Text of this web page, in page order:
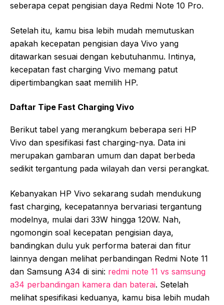
seberapa cepat pengisian daya Redmi Note 10 Pro.
Setelah itu, kamu bisa lebih mudah memutuskan
apakah kecepatan pengisian daya Vivo yang
ditawarkan sesuai dengan kebutuhanmu. Intinya,
kecepatan fast charging Vivo memang patut
dipertimbangkan saat memilih HP.
Daftar Tipe Fast Charging Vivo
Berikut tabel yang merangkum beberapa seri HP
Vivo dan spesifikasi fast charging-nya. Data ini
merupakan gambaran umum dan dapat berbeda
sedikit tergantung pada wilayah dan versi perangkat.
Kebanyakan HP Vivo sekarang sudah mendukung
fast charging, kecepatannya bervariasi tergantung
modelnya, mulai dari 33W hingga 120W. Nah,
ngomongin soal kecepatan pengisian daya,
bandingkan dulu yuk performa baterai dan fitur
lainnya dengan melihat perbandingan Redmi Note 11
dan Samsung A34 di sini: redmi note 11 vs samsung
a34 perbandingan kamera dan baterai. Setelah
melihat spesifikasi keduanya, kamu bisa lebih mudah